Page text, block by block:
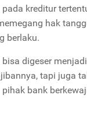
kreditur
hak
berlaku.
digeser
tapi juga
bank